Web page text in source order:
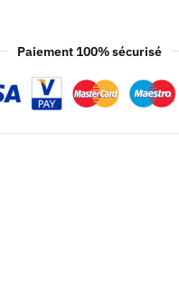
Paiement 100% sécurisé